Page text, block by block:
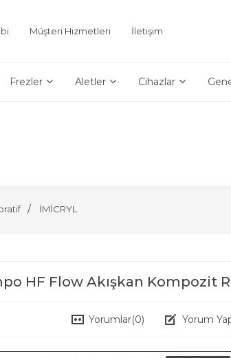
Müşteri Hizmetleri İletişim
Frezler Aletler Cihazlar
İMİCRYL
HF Flow Akışkan Kompozit
Yorumlar(0) Yorum